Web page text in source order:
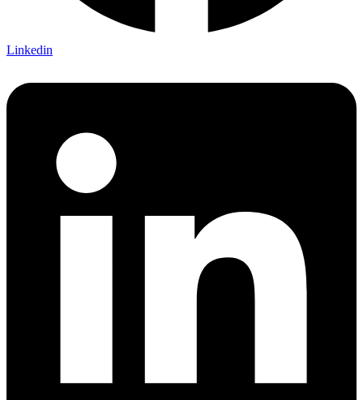
Linkedin